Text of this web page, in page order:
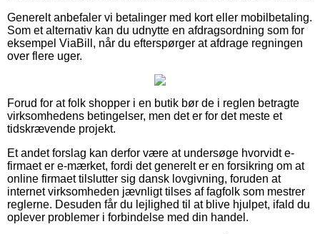
Generelt anbefaler vi betalinger med kort eller mobilbetaling.
Som et alternativ kan du udnytte en afdragsordning som for
eksempel ViaBill, når du efterspørger at afdrage regningen
over flere uger.
Forud for at folk shopper i en butik bør de i reglen betragte
virksomhedens betingelser, men det er for det meste et
tidskrævende projekt.
Et andet forslag kan derfor være at undersøge hvorvidt e-
firmaet er e-mærket, fordi det generelt er en forsikring om at
online firmaet tilslutter sig dansk lovgivning, foruden at
internet virksomheden jævnligt tilses af fagfolk som mestrer
reglerne. Desuden får du lejlighed til at blive hjulpet, ifald du
oplever problemer i forbindelse med din handel.